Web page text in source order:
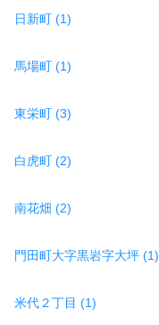
日新町 (1)
馬場町 (1)
東栄町 (3)
白虎町 (2)
南花畑 (2)
門田町大字黒岩字大坪 (1)
米代２丁目 (1)